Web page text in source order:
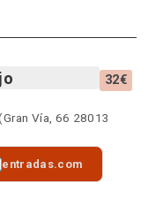
32€
Vía, 66 28013
entradas.com